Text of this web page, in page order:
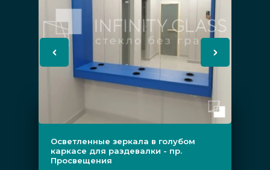
Осветленные зеркала в голубом
каркасе для раздевалки - пр.
Просвещения